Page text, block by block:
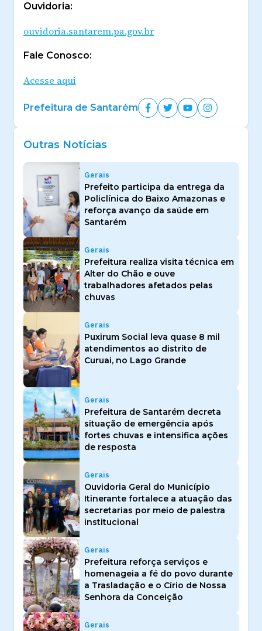
Ouvidoria:
ouvidoria.santarem.pa.gov.br
Fale Conosco:
Acesse aqui
Prefeitura de Santarém
Outras Notícias
Gerais
Prefeito participa da entrega da
Policlínica do Baixo Amazonas e
reforça avanço da saúde em
Santarém
Gerais
Prefeitura realiza visita técnica em
Alter do Chão e ouve
trabalhadores afetados pelas
chuvas
Gerais
Puxirum Social leva quase 8 mil
atendimentos ao distrito de
Curuai, no Lago Grande
Gerais
Prefeitura de Santarém decreta
situação de emergência após
fortes chuvas e intensifica ações
de resposta
Gerais
Ouvidoria Geral do Município
Itinerante fortalece a atuação das
secretarias por meio de palestra
institucional
Gerais
Prefeitura reforça serviços e
homenageia a fé do povo durante
a Trasladação e o Círio de Nossa
Senhora da Conceição
Gerais